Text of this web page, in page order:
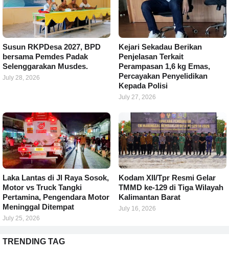
Susun RKPDesa 2027, BPD
bersama Pemdes Padak
Selenggarakan Musdes.
July 28, 2026
Kejari Sekadau Berikan
Penjelasan Terkait
Perampasan 1,6 kg Emas,
Percayakan Penyelidikan
Kepada Polisi
July 27, 2026
Laka Lantas di Jl Raya Sosok,
Motor vs Truck Tangki
Pertamina, Pengendara Motor
Meninggal Ditempat
July 25, 2026
Kodam XII/Tpr Resmi Gelar
TMMD ke-129 di Tiga Wilayah
Kalimantan Barat
July 16, 2026
TRENDING TAG